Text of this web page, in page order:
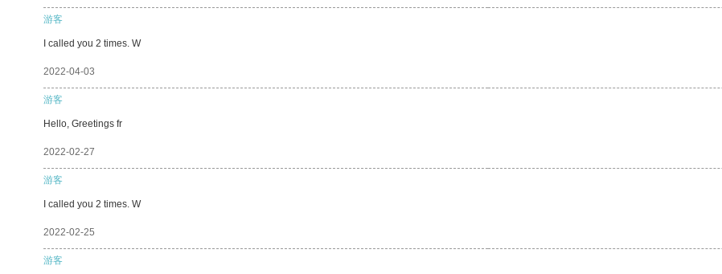
游客
I called you 2 times. W
2022-04-03
游客
Hello, Greetings fr
2022-02-27
游客
I called you 2 times. W
2022-02-25
游客